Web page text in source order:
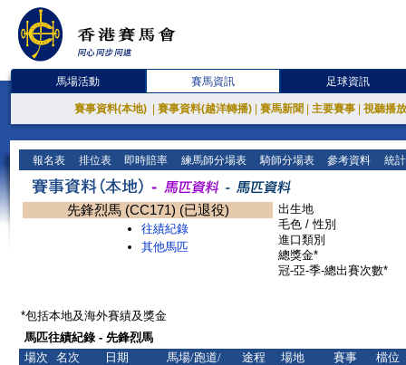
馬場活動 賽馬資訊 足球資訊
賽事資料(本地) 賽事資料(越洋轉播) 賽馬新聞 主要賽事 視聽播
報名表 排位表 即時賠率 練馬師分場表 騎師分場表 參考資料 統
先鋒烈馬 (CC171) (已退役)
往績紀錄
其他馬匹
出生地
毛色 / 性別
進口類別
總獎金*
冠-亞-季-總出賽次數*
*包括本地及海外賽績及獎金
馬匹往績紀錄 - 先鋒烈馬
場次
名次 日期
馬場/跑道/
途程
場地
賽事
檔位